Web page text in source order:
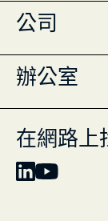
資料彙整
單一家族辦公室
多家族辦公室
機構
專業服務
公司
全球團隊
線上研討會
常見問題
歡迎與我們聯繫
聯絡我們
嘿，AI，來認識
辦公室
蘇黎世
蒙特雷
在網路上